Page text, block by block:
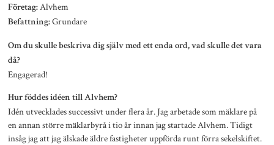
Företag: Alvhem
Befattning: Grundare
Om du skulle beskriva dig själv med ett enda ord, vad skulle det vara
då?
Engagerad!
Hur föddes idéen till Alvhem?
Idén utvecklades successivt under flera år. Jag arbetade som mäklare på
en annan större mäklarbyrå i tio år innan jag startade Alvhem. Tidigt
insåg jag att jag älskade äldre fastigheter uppförda runt förra sekelskiftet.